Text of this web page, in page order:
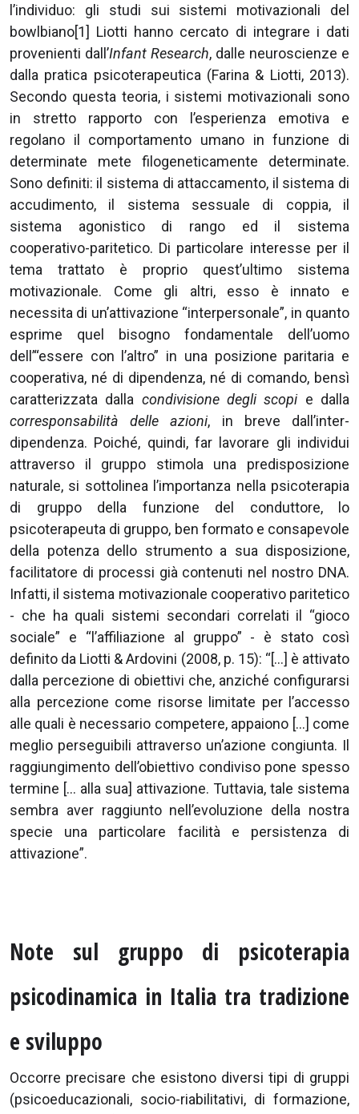
l’individuo: gli studi sui sistemi motivazionali del
bowlbiano[1] Liotti hanno cercato di integrare i dati
provenienti dall’Infant Research, dalle neuroscienze e
dalla pratica psicoterapeutica (Farina & Liotti, 2013).
Secondo questa teoria, i sistemi motivazionali sono
in stretto rapporto con l’esperienza emotiva e
regolano il comportamento umano in funzione di
determinate mete filogeneticamente determinate.
Sono definiti: il sistema di attaccamento, il sistema di
accudimento, il sistema sessuale di coppia, il
sistema agonistico di rango ed il sistema
cooperativo-paritetico. Di particolare interesse per il
tema trattato è proprio quest’ultimo sistema
motivazionale. Come gli altri, esso è innato e
necessita di un’attivazione “interpersonale”, in quanto
esprime quel bisogno fondamentale dell’uomo
dell’“essere con l’altro” in una posizione paritaria e
cooperativa, né di dipendenza, né di comando, bensì
caratterizzata dalla condivisione degli scopie dalla
corresponsabilità delle azioni, in breve dall’inter-
dipendenza. Poiché, quindi, far lavorare gli individui
attraverso il gruppo stimola una predisposizione
naturale, si sottolinea l’importanza nella psicoterapia
di gruppo della funzione del conduttore, lo
psicoterapeuta di gruppo, ben formato e consapevole
della potenza dello strumento a sua disposizione,
facilitatore di processi già contenuti nel nostro DNA.
Infatti, il sistema motivazionale cooperativo paritetico
- che ha quali sistemi secondari correlati il “gioco
sociale” e “l’affiliazione al gruppo” - è stato così
definito da Liotti & Ardovini (2008, p. 15): “[…] è attivato
dalla percezione di obiettivi che, anziché configurarsi
alla percezione come risorse limitate per l’accesso
alle quali è necessario competere, appaiono […] come
meglio perseguibili attraverso un’azione congiunta. Il
raggiungimento dell’obiettivo condiviso pone spesso
termine [… alla sua] attivazione. Tuttavia, tale sistema
sembra aver raggiunto nell’evoluzione della nostra
specie una particolare facilità e persistenza di
attivazione”.
Note sul gruppo di psicoterapia
psicodinamica in Italia tra tradizione
e sviluppo
Occorre precisare che esistono diversi tipi di gruppi
(psicoeducazionali, socio-riabilitativi, di formazione,